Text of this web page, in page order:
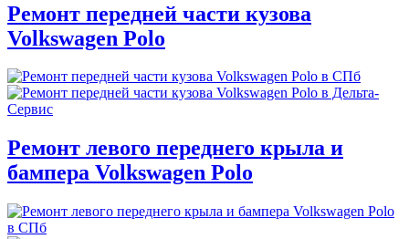
Ремонт передней части кузова
Volkswagen Polo
Ремонт левого переднего крыла и
бампера Volkswagen Polo